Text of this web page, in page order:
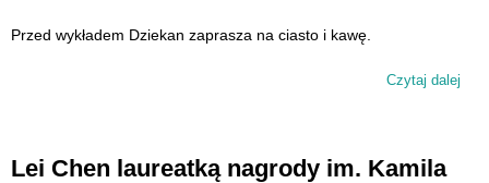
Przed wykładem Dziekan zaprasza na ciasto i kawę.
Czytaj dalej
Lei Chen laureatką nagrody im. Kamila